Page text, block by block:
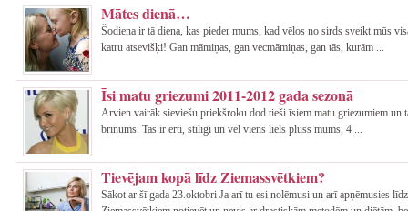
Mātes dienā…
Šodiena ir tā diena, kas pieder mums, kad vēlos no sirds sveikt mūs
katru atsevišķi! Gan māmiņas, gan vecmāmiņas, gan tās, kurām ...
Īsi matu griezumi 2011-2012 gada sezonā
Arvien vairāk sieviešu priekšroku dod tieši īsiem matu griezumiem un
brīnums. Tas ir ērti, stilīgi un vēl viens liels pluss mums, 4 ...
Tievējam kopā līdz Ziemassvētkiem?
Sākot ar šī gada 23.oktobri Ja arī tu esi nolēmusi un arī apņēmusies līdz